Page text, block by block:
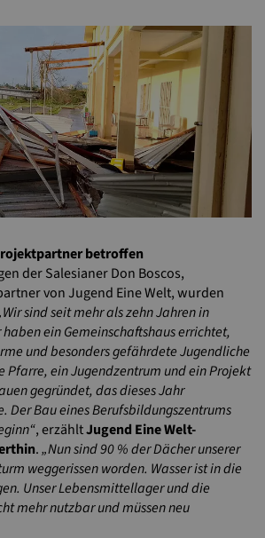
betroffen
der Salesianer Don Boscos,
von Jugend Eine Welt, wurden
sind seit mehr als zehn Jahren in
ein Gemeinschaftshaus errichtet,
und besonders gefährdete Jugendliche
Pfarre, ein Jugendzentrum und ein Projekt
gegründet, das dieses Jahr
Der Bau eines Berufsbildungszentrums
, erzähltJugend Eine Welt-
.„Nun sind 90 % der Dächer unserer
weggerissen worden. Wasser ist in die
Unser Lebensmittellager und die
mehr nutzbar und müssen neu